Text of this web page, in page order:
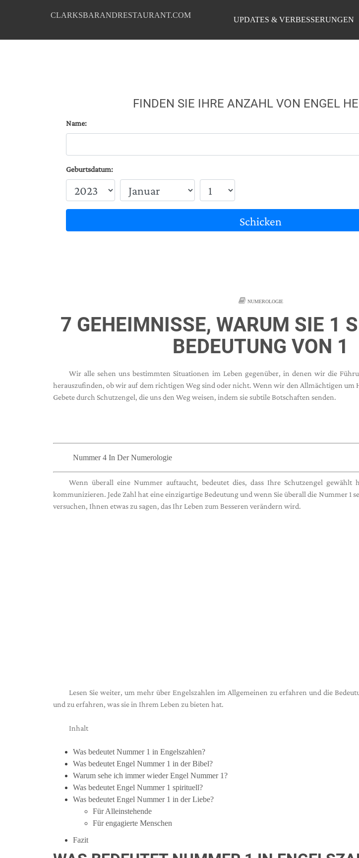
CLARKSBARANDRESTAURANT.COM
UPDATES & VERBESSERUNGEN
FINDEN SIE IHRE ANZAHL VON ENGEL
Name:
Geburtsdatum:
Schicken
NUMEROLOGIE
7 GEHEIMNISSE, WARUM SIE 1
BEDEUTUNG VON 1
Wir alle sehen uns bestimmten Situationen im Leben gegenüber, in denen wir die
herauszufinden, ob wir auf dem richtigen Weg sind oder nicht. Wenn wir den Allmächtigen um
Gebete durch Schutzengel, die uns den Weg weisen, indem sie subtile Botschaften senden.
Nummer 4 In Der Numerologie
Wenn überall eine Nummer auftaucht, bedeutet dies, dass Ihre Schutzengel gewählt
kommunizieren. Jede Zahl hat eine einzigartige Bedeutung und wenn Sie überall die Nummer 1
versuchen, Ihnen etwas zu sagen, das Ihr Leben zum Besseren verändern wird.
Lesen Sie weiter, um mehr über Engelszahlen im Allgemeinen zu erfahren und die
und zu erfahren, was sie in Ihrem Leben zu bieten hat.
Inhalt
Was bedeutet Nummer 1 in Engelszahlen?
Was bedeutet Engel Nummer 1 in der Bibel?
Warum sehe ich immer wieder Engel Nummer 1?
Was bedeutet Engel Nummer 1 spirituell?
Was bedeutet Engel Nummer 1 in der Liebe?
Für Alleinstehende
Für engagierte Menschen
Fazit